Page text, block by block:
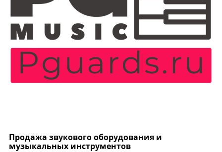
Продажа звукового оборудования и
музыкальных инструментов